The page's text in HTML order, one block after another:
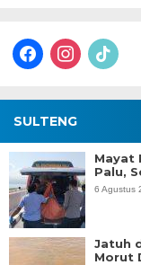
facebookinstagram
tiktok
SULTENG
Mayat
Palu,
6 Agustus
Jatuh
Morut